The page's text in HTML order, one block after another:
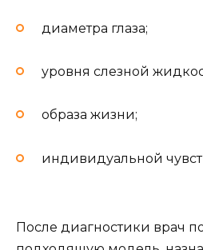
диаметра глаза;
уровня слезной
образа жизни;
индивидуальной
После диагностики врач